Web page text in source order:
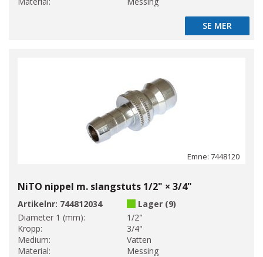
SE MER
SE MER
Emne: 7448120
NiTO nippel m. slangstuts 1/2" × 3/4"
Artikelnr: 744812034
Lager (9)
Diameter 1 (mm):
1/2"
Kropp:
3/4"
Medium:
Vatten
Material:
Messing